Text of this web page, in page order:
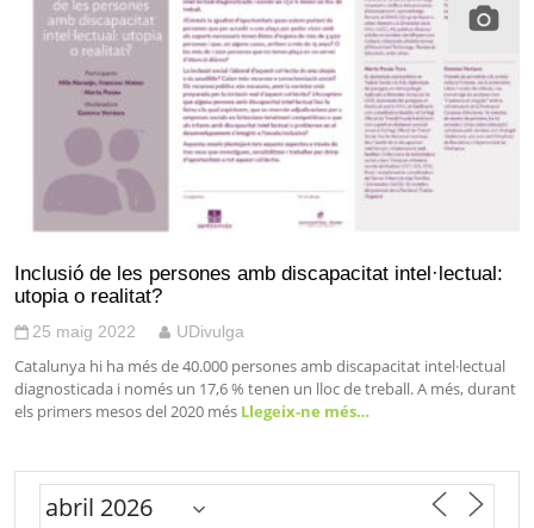
Inclusió de les persones amb discapacitat intel·lectual:
utopia o realitat?
25 maig 2022 UDivulga
Catalunya hi ha més de 40.000 persones amb discapacitat intel·lectual
diagnosticada i només un 17,6 % tenen un lloc de treball. A més, durant
els primers mesos del 2020 més Llegeix-ne més…